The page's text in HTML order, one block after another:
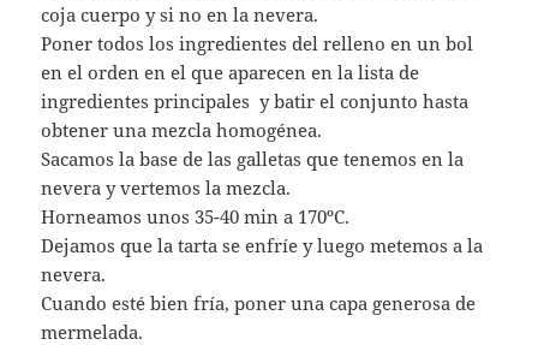
coja cuerpo y si no en la nevera.
Poner todos los ingredientes del relleno en un bol
en el orden en el que aparecen en la lista de
ingredientes principales y batir el conjunto hasta
obtener una mezcla homogénea.
Sacamos la base de las galletas que tenemos en la
nevera y vertemos la mezcla.
Horneamos unos 35-40 min a 170ºC.
Dejamos que la tarta se enfríe y luego metemos a la
nevera.
Cuando esté bien fría, poner una capa generosa de
mermelada.